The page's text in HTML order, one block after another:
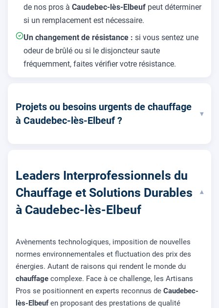
de nos pros à Caudebec-lès-Elbeuf peut déterminer
si un remplacement est nécessaire.
Un changement de résistance : si vous sentez une
odeur de brûlé ou si le disjoncteur saute
fréquemment, faites vérifier votre résistance.
Projets ou besoins urgents de chauffage
à Caudebec-lès-Elbeuf ?
▾
Leaders Interprofessionnels du
Chauffage et Solutions Durables
à Caudebec-lès-Elbeuf
▾
Avènements technologiques, imposition de nouvelles
normes environnementales et fluctuation des prix des
énergies. Autant de raisons qui rendent le monde du
chauffage complexe. Face à ce challenge, les Artisans
Pros se positionnent en experts reconnus de Caudebec-
lès-Elbeufen proposant des prestations de qualité